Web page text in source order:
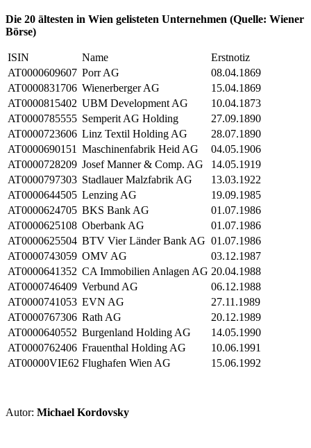
Die 20 ältesten in Wien gelisteten Unternehmen (Quelle: Wiener
Börse)
ISIN Name
Erstnotiz
AT0000609607 Porr AG
08.04.1869
AT0000831706 Wienerberger AG
15.04.1869
AT0000815402 UBM Development AG
10.04.1873
AT0000785555 Semperit AG Holding
27.09.1890
AT0000723606 Linz Textil Holding AG
28.07.1890
AT0000690151 Maschinenfabrik Heid AG
04.05.1906
AT0000728209 Josef Manner & Comp. AG
14.05.1919
AT0000797303 Stadlauer Malzfabrik AG
13.03.1922
AT0000644505 Lenzing AG
19.09.1985
AT0000624705 BKS Bank AG
01.07.1986
AT0000625108 Oberbank AG
01.07.1986
AT0000625504 BTV Vier Länder Bank AG 01.07.1986
AT0000743059 OMV AG
03.12.1987
AT0000641352 CA Immobilien Anlagen AG 20.04.1988
AT0000746409 Verbund AG
06.12.1988
AT0000741053 EVN AG
27.11.1989
AT0000767306 Rath AG
20.12.1989
AT0000640552 Burgenland Holding AG
14.05.1990
AT0000762406 Frauenthal Holding AG
10.06.1991
AT00000VIE62 Flughafen Wien AG 15.06.1992
Autor: Michael Kordovsky